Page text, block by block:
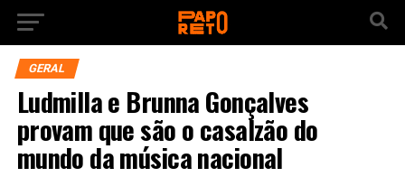
GERAL
Ludmilla e Brunna Gonçalves
provam que são o casalzão do
mundo da música nacional